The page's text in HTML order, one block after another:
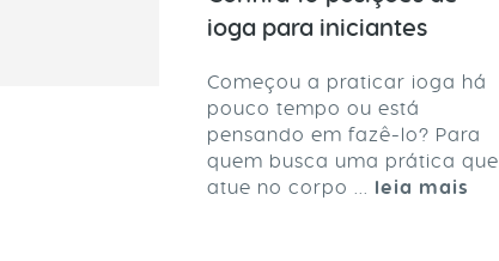
ioga para iniciantes
Começou a praticar ioga há
pouco tempo ou está
pensando em fazê-lo? Para
quem busca uma prática que
atue no corpo ... leia mais